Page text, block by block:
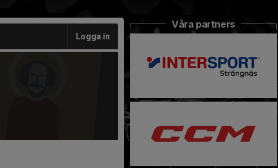
Logga in
Våra partners